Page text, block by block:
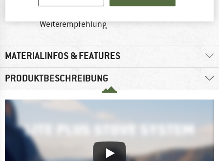
Weiterempfehlung
MATERIALINFOS & FEATURES
PRODUKTBESCHREIBUNG